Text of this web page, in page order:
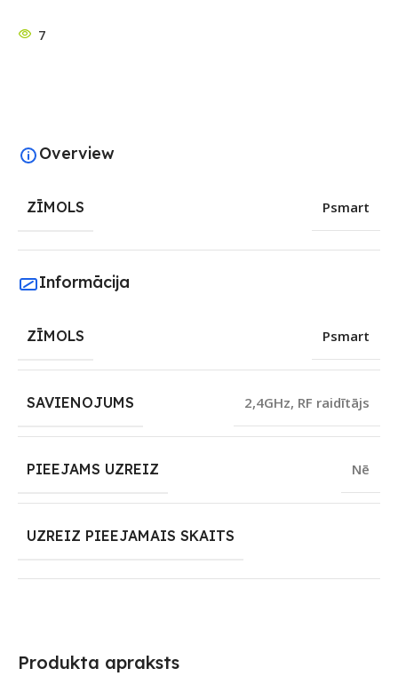
7
Produkta apraksts
Overview
ZĪMOLS Psmart
Informācija
ZĪMOLS Psmart
SAVIENOJUMS 2,4GHz, RF raidītājs
PIEEJAMS UZREIZ Nē
UZREIZ PIEEJAMAIS SKAITS